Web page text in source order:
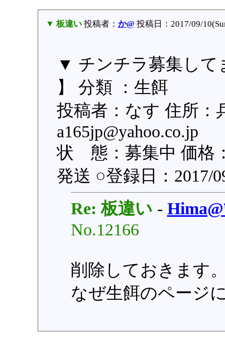
▼ 板違い投稿者： か@ 投稿日：2017/09/
▼ チンチラ募集し
】 分類 ：生餌
投稿者：なす 住所：
状 態：募集中 価格
発送 ○登録日：2017/
Re: 板違い -
No.12166
削除しておきます
なぜ生餌のページ